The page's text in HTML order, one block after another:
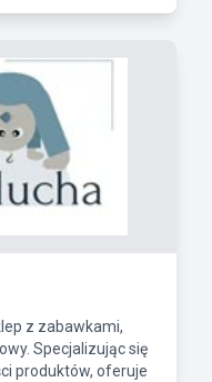
z zabawkami,
Specjalizując się
produktów, oferuje